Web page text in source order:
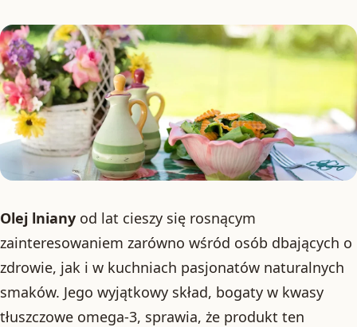
Olej lniany od lat cieszy się rosnącym
zainteresowaniem zarówno wśród osób dbających o
zdrowie, jak i w kuchniach pasjonatów naturalnych
smaków. Jego wyjątkowy skład, bogaty w kwasy
tłuszczowe omega-3, sprawia, że produkt ten